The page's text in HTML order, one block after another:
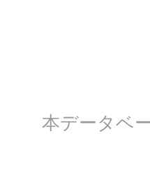
本データベ